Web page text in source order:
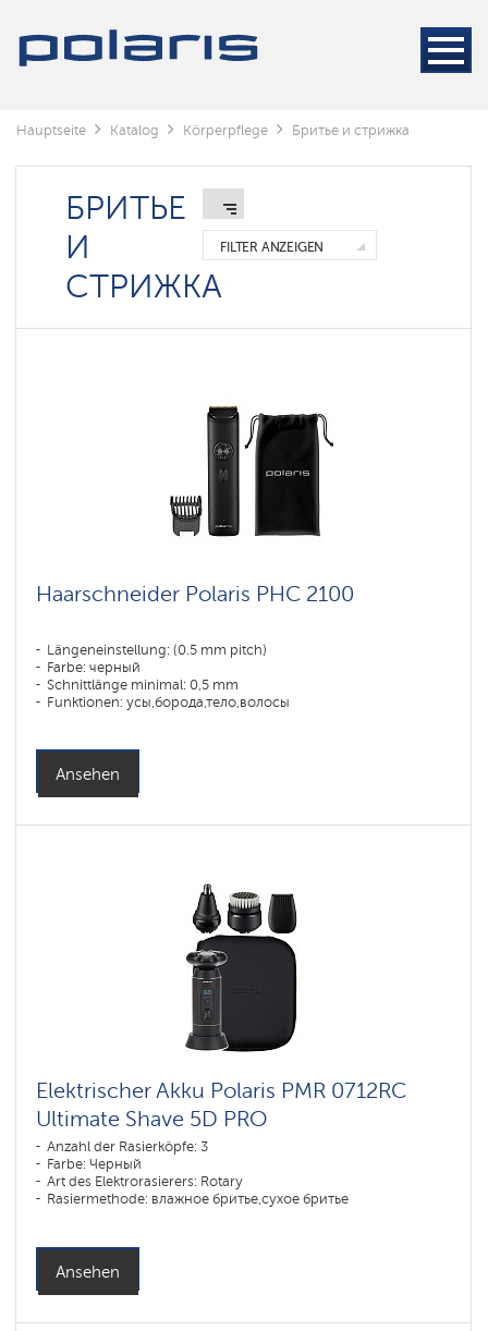
Hauptseite Katalog Körperpflege Бритье и стрижка
БРИТЬЕ
И
СТРИЖКА
FILTER ANZEIGEN
Haarschneider Polaris PHC 2100
Längeneinstellung: (0.5 mm pitch)
Farbe: черный
Schnittlänge minimal: 0,5 mm
Funktionen: усы,борода,тело,волосы
Ansehen
Elektrischer Akku Polaris PMR 0712RC
Ultimate Shave 5D PRO
Anzahl der Rasierköpfe: 3
Farbe: Черный
Art des Elektrorasierers: Rotary
Rasiermethode: влажное бритье,сухое бритье
Ansehen
Trimmer